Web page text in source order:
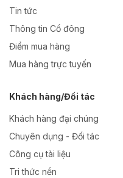
Tin tức
Thông tin Cổ đông
Điểm mua hàng
Mua hàng trực tuyến
Khách hàng/Đối tác
Khách hàng đại chúng
Chuyên dụng - Đối tác
Công cụ tài liệu
Tri thức nền